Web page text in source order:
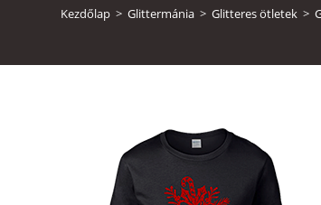
Kezdőlap > Glittermánia > Glitteres ötletek >